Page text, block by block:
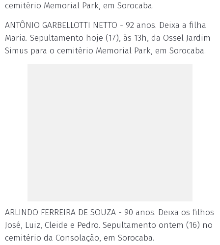
cemitério Memorial Park, em Sorocaba.
ANTÔNIO GARBELLOTTI NETTO - 92 anos. Deixa a filha
Maria. Sepultamento hoje (17), às 13h, da Ossel Jardim
Simus para o cemitério Memorial Park, em Sorocaba.
ARLINDO FERREIRA DE SOUZA - 90 anos. Deixa os filhos
José, Luiz, Cleide e Pedro. Sepultamento ontem (16) no
cemitério da Consolação, em Sorocaba.